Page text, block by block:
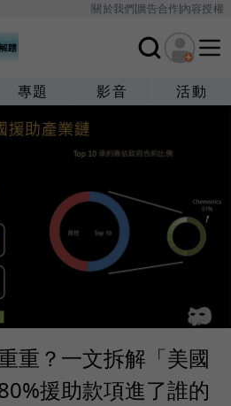
關於我們廣告合作內容授權
專題 影音 活動
重？一文拆解「美國
援助款項進了誰的